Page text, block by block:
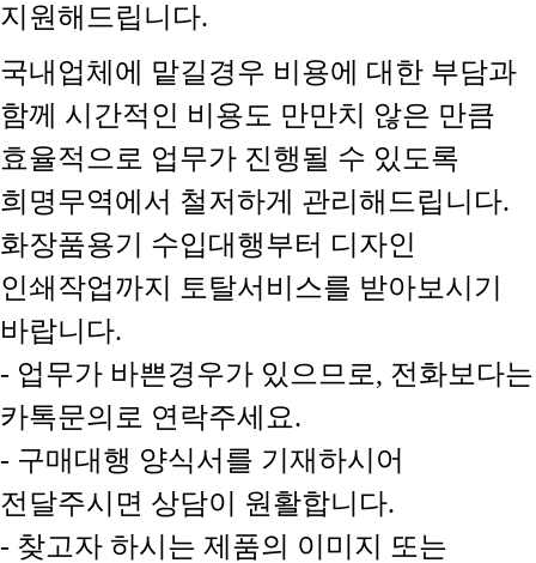
지원해드립니다.
국내업체에 맡길경우 비용에 대한 부담과
함께 시간적인 비용도 만만치 않은 만큼
효율적으로 업무가 진행될 수 있도록
희명무역에서 철저하게 관리해드립니다.
화장품용기 수입대행부터 디자인
인쇄작업까지 토탈서비스를 받아보시기
바랍니다.
- 업무가 바쁜경우가 있으므로, 전화보다는
카톡문의로 연락주세요.
- 구매대행 양식서를 기재하시어
전달주시면 상담이 원활합니다.
- 찾고자 하시는 제품의 이미지 또는